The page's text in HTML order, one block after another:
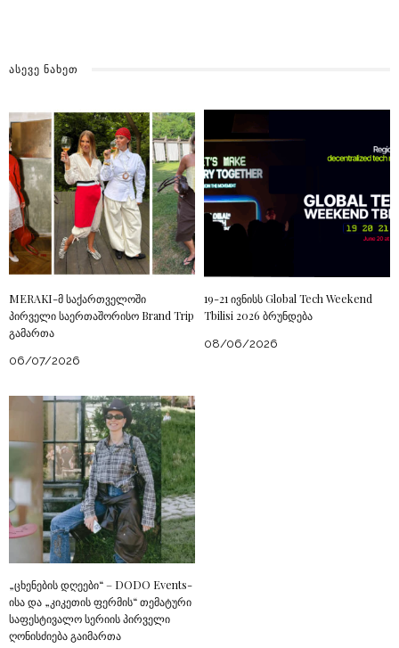
ᲐᲡᲔᲕᲔ ᲜᲐᲮᲔᲗ
MERAKI-მ საქართველოში
პირველი საერთაშორისო Brand Trip
გამართა
06/07/2026
19-21 ივნისს Global Tech Weekend
Tbilisi 2026 ბრუნდება
08/06/2026
„ცხენების დღეები“ – DODO Events-
ისა და „კიკეთის ფერმის“ თემატური
საფესტივალო სერიის პირველი
ღონისძიება გაიმართა